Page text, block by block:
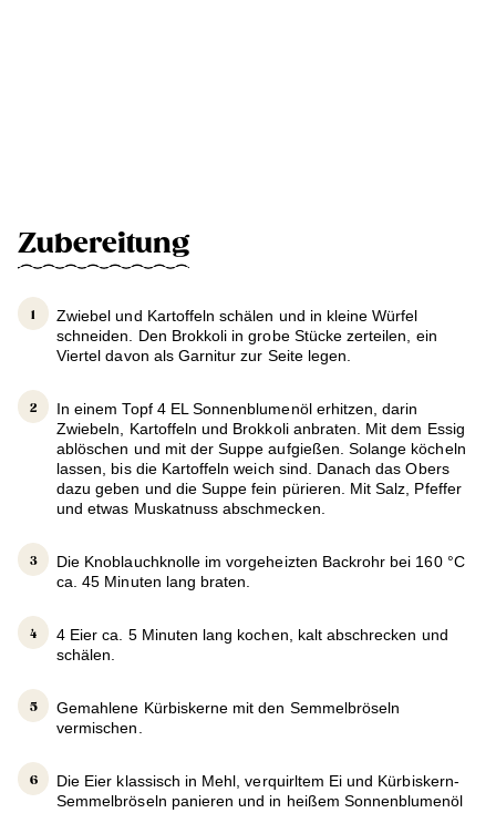
Zubereitung
Zwiebel und Kartoffeln schälen und in kleine Würfel
schneiden. Den Brokkoli in grobe Stücke zerteilen, ein
Viertel davon als Garnitur zur Seite legen.
In einem Topf 4 EL Sonnenblumenöl erhitzen, darin
Zwiebeln, Kartoffeln und Brokkoli anbraten. Mit dem Essig
ablöschen und mit der Suppe aufgießen. Solange köcheln
lassen, bis die Kartoffeln weich sind. Danach das Obers
dazu geben und die Suppe fein pürieren. Mit Salz, Pfeffer
und etwas Muskatnuss abschmecken.
Die Knoblauchknolle im vorgeheizten Backrohr bei 160 °C
ca. 45 Minuten lang braten.
4 Eier ca. 5 Minuten lang kochen, kalt abschrecken und
schälen.
Gemahlene Kürbiskerne mit den Semmelbröseln
vermischen.
Die Eier klassisch in Mehl, verquirltem Ei und Kürbiskern-
Semmelbröseln panieren und in heißem Sonnenblumenöl